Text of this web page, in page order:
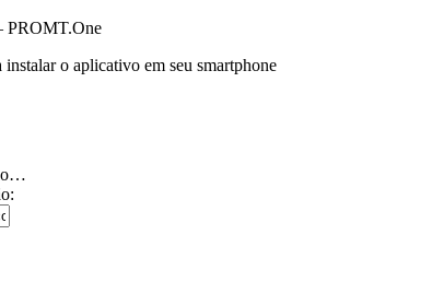
o aplicativo em seu smartphone